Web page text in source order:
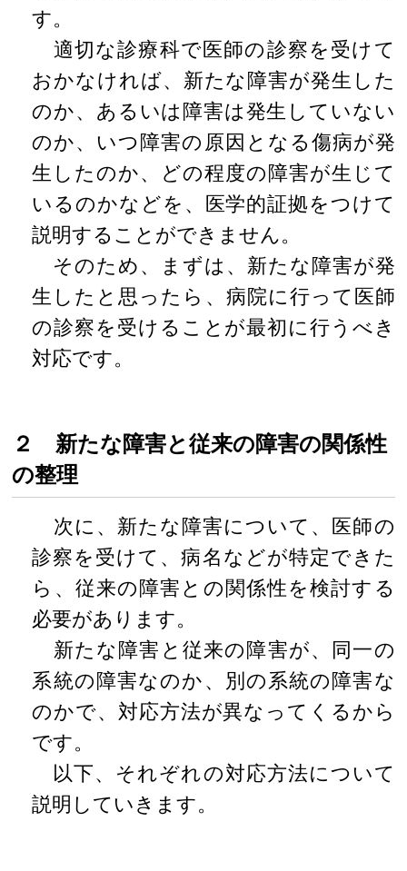
す。
適切な診療科で医師の診察を受けて
おかなければ、新たな障害が発生した
のか、あるいは障害は発生していない
のか、いつ障害の原因となる傷病が発
生したのか、どの程度の障害が生じて
いるのかなどを、医学的証拠をつけて
説明することができません。
そのため、まずは、新たな障害が発
生したと思ったら、病院に行って医師
の診察を受けることが最初に行うべき
対応です。
２ 新たな障害と従来の障害の関係性
の整理
次に、新たな障害について、医師の
診察を受けて、病名などが特定できた
ら、従来の障害との関係性を検討する
必要があります。
新たな障害と従来の障害が、同一の
系統の障害なのか、別の系統の障害な
のかで、対応方法が異なってくるから
です。
以下、それぞれの対応方法について
説明していきます。